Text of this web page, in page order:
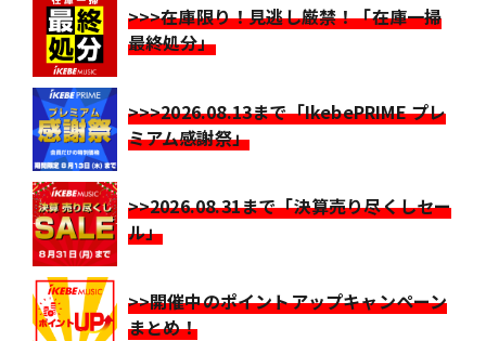
>>>在庫限り！見逃し厳禁！「在庫一掃
最終処分」
>>>2026.08.13まで「IkebePRIME プレ
ミアム感謝祭」
>>2026.08.31まで「決算売り尽くしセー
ル」
>>開催中のポイントアップキャンペーン
まとめ！